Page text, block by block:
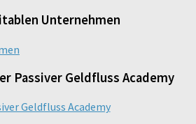
Unternehmen
Passiver Geldfluss Academy